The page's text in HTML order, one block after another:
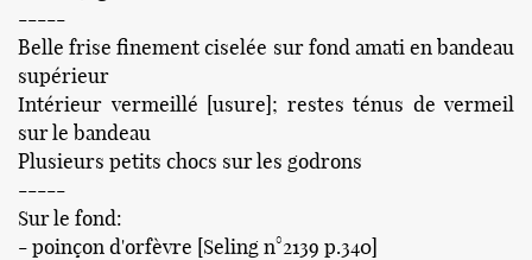
-----
Belle frise finement ciselée sur fond amati en bandeau
supérieur
Intérieur vermeillé [usure]; restes ténus de vermeil
sur le bandeau
Plusieurs petits chocs sur les godrons
-----
Sur le fond:
- poinçon d'orfèvre [Seling n°2139 p.340]